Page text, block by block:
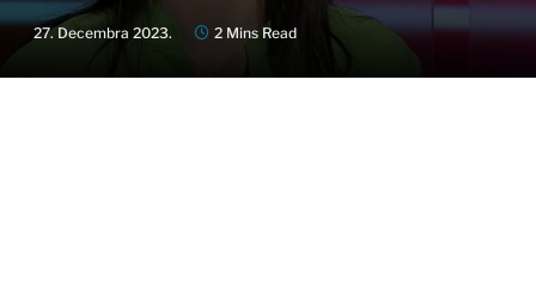
27. Decembra 2023. 2 Mins Read